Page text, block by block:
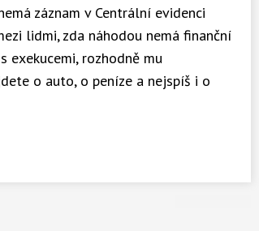
záznam v Centrální evidenci
lidmi, zda náhodou nemá finanční
exekucemi, rozhodně mu
o auto, o peníze a nejspíš i o